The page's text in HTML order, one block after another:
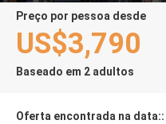
preço por pessoa desde
US$3,790
Baseado em 2 adultos
Oferta encontrada na data::